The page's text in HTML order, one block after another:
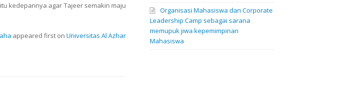
kedepannya agar Tajeer semakin maju
appeared first on Universitas Al Azhar
Organisasi Mahasiswa dan Corporate
Leadership Camp sebagai sarana
memupuk jiwa kepemimpinan
Mahasiswa